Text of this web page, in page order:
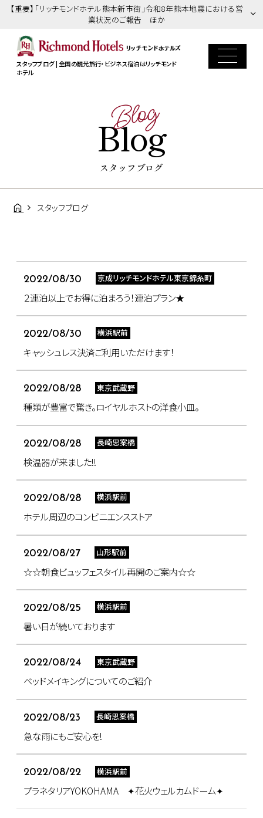
【重要】「リッチモンドホテル熊本新市街」令和8年熊本地震における営
業状況のご報告 ほか
スタッフブログ | 全国の観光旅行・ビジネス宿泊はリッチモンド
ホテル
Blog
Blog
スタッフブログ
スタッフブログ
2022/08/30 京成リッチモンドホテル東京錦糸町
２連泊以上でお得に泊まろう！連泊プラン★
2022/08/30 横浜駅前
キャッシュレス決済ご利用いただけます！
2022/08/28 東京武蔵野
種類が豊富で驚き。ロイヤルホストの洋食小皿。
2022/08/28 長崎思案橋
検温器が来ました!!
2022/08/28 横浜駅前
ホテル周辺のコンビニエンスストア
2022/08/27 山形駅前
☆☆朝食ビュッフェスタイル再開のご案内☆☆
2022/08/25 横浜駅前
暑い日が続いております
2022/08/24 東京武蔵野
ベッドメイキングについてのご紹介
2022/08/23 長崎思案橋
急な雨にもご安心を!
2022/08/22 横浜駅前
プラネタリアYOKOHAMA ✦花火ウェルカムドーム✦